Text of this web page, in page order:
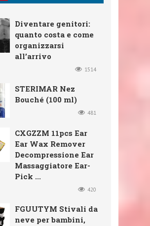
Diventare genitori:
quanto costa e come
organizzarsi
all’arrivo
1514
STERIMAR Nez
Bouché (100 ml)
481
CXGZZM 11pcs Ear
Ear Wax Remover
Decompressione Ear
Massaggiatore Ear-
Pick ...
420
FGUUTYM Stivali da
neve per bambini,